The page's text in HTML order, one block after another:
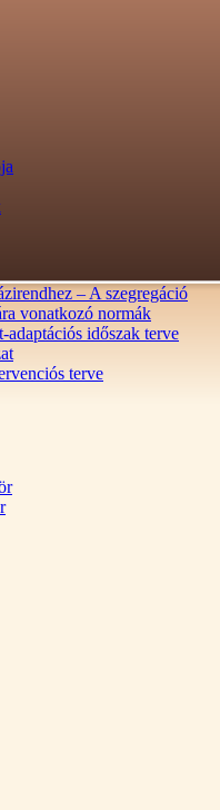
– A szegregáció
vonatkozó normák
adaptációs időszak terve
terve